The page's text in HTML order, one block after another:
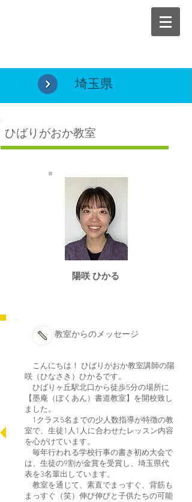
埼玉県
ひばりがおか教室
陽咲 ひかる
教室からのメッセージ
こんにちは！ ひばりがおか教室講師の陽
咲（ひなさき）ひかるです。
ひばりヶ丘駅北口から徒歩5分の場所に
【墨庵（ぼくあん）書道教室】を開校致し
ました。
1クラス5名までの少人数指導が特徴の教
室で、生徒1人1人に合わせたレッスン内容
を心がけています。
毎年行われる学校行事の書き初め大会で
は、生徒の9割が金賞を受賞し、埼玉県代
表を3名輩出しています。
教室を通じて、素直でまっすぐ、背筋も
まっすぐ（笑）伸び伸びと子供たちの可能